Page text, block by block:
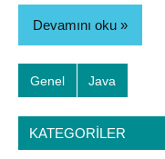
Devamını oku
Genel Java
KATEGORILER